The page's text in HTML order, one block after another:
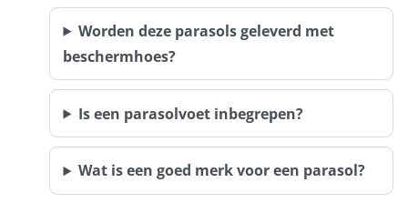
Worden deze parasols geleverd met
beschermhoes?
Is een parasolvoet inbegrepen?
Wat is een goed merk voor een parasol?